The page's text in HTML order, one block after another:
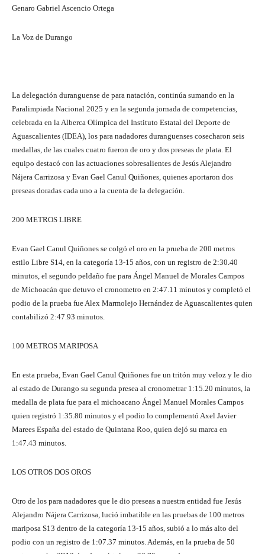
Genaro Gabriel Ascencio Ortega
La Voz de Durango
La delegación duranguense de para natación, continúa sumando en la
Paralimpiada Nacional 2025 y en la segunda jornada de competencias,
celebrada en la Alberca Olímpica del Instituto Estatal del Deporte de
Aguascalientes (IDEA), los para nadadores duranguenses cosecharon seis
medallas, de las cuales cuatro fueron de oro y dos preseas de plata. El
equipo destacó con las actuaciones sobresalientes de Jesús Alejandro
Nájera Carrizosa y Evan Gael Canul Quiñones, quienes aportaron dos
preseas doradas cada uno a la cuenta de la delegación.
200 METROS LIBRE
Evan Gael Canul Quiñones se colgó el oro en la prueba de 200 metros
estilo Libre S14, en la categoría 13-15 años, con un registro de 2:30.40
minutos, el segundo peldaño fue para Ángel Manuel de Morales Campos
de Michoacán que detuvo el cronometro en 2:47.11 minutos y completó el
podio de la prueba fue Alex Marmolejo Hernández de Aguascalientes quien
contabilizó 2:47.93 minutos.
100 METROS MARIPOSA
En esta prueba, Evan Gael Canul Quiñones fue un tritón muy veloz y le dio
al estado de Durango su segunda presea al cronometrar 1:15.20 minutos, la
medalla de plata fue para el michoacano Ángel Manuel Morales Campos
quien registró 1:35.80 minutos y el podio lo complementó Axel Javier
Marees España del estado de Quintana Roo, quien dejó su marca en
1:47.43 minutos.
LOS OTROS DOS OROS
Otro de los para nadadores que le dio preseas a nuestra entidad fue Jesús
Alejandro Nájera Carrizosa, lució imbatible en las pruebas de 100 metros
mariposa S13 dentro de la categoría 13-15 años, subió a lo más alto del
podio con un registro de 1:07.37 minutos. Además, en la prueba de 50